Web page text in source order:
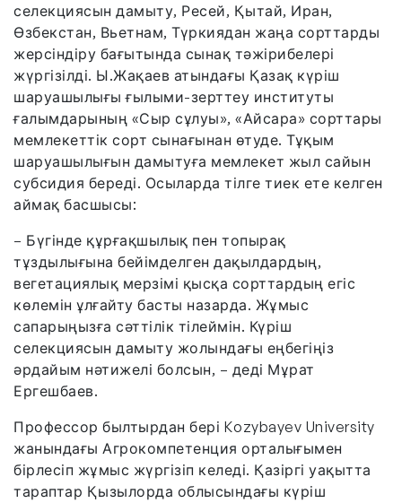
селекциясын дамыту, Ресей, Қытай, Иран,
Өзбекстан, Вьетнам, Түркиядан жаңа сорттарды
жерсіндіру бағытында сынақ тәжірибелері
жүргізілді. Ы.Жақаев атындағы Қазақ күріш
шаруашылығы ғылыми-зерттеу институты
ғалымдарының «Сыр сұлуы», «Айсара» сорттары
мемлекеттік сорт сынағынан өтуде. Тұқым
шаруашылығын дамытуға мемлекет жыл сайын
субсидия береді. Осыларда тілге тиек ете келген
аймақ басшысы:
– Бүгінде құрғақшылық пен топырақ
тұздылығына бейімделген дақылдардың,
вегетациялық мерзімі қысқа сорттардың егіс
көлемін ұлғайту басты назарда. Жұмыс
сапарыңызға сәттілік тілеймін. Күріш
селекциясын дамыту жолындағы еңбегіңіз
әрдайым нәтижелі болсын, – деді Мұрат
Ергешбаев.
Профессор былтырдан бері Kozybayev University
жанындағы Агрокомпетенция орталығымен
бірлесіп жұмыс жүргізіп келеді. Қазіргі уақытта
тараптар Қызылорда облысындағы күріш